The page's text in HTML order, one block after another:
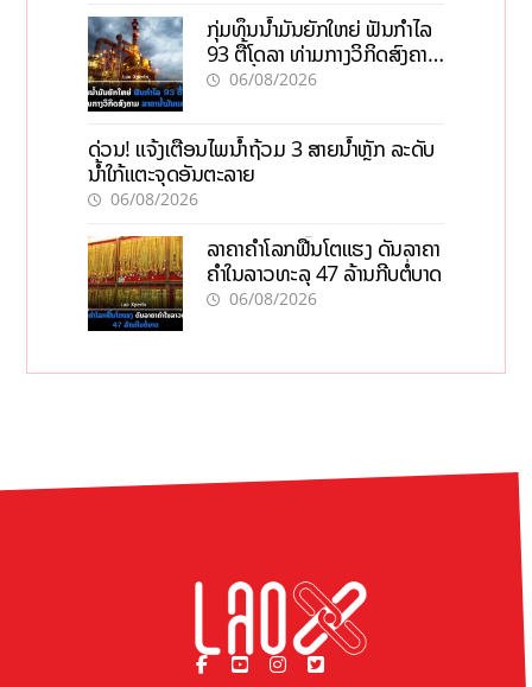
ກຸ່ມທຶນນ້ຳມັນຍັກໃຫຍ່ ຟັນກຳໄລ
93 ຕື້ໂດລາ ທ່າມກາງວິກິດສົງຄາມ
ລາຄານໍ້າມັນແພງ
06/08/2026
ດ່ວນ! ແຈ້ງເຕືອນໄພນໍ້າຖ້ວມ 3 ສາຍນໍ້າຫຼັກ ລະດັບ
ນໍ້າໃກ້ແຕະຈຸດອັນຕະລາຍ
06/08/2026
ລາຄາຄຳໂລກຟື້ນໂຕແຮງ ດັນລາຄາ
ຄຳໃນລາວທະລຸ 47 ລ້ານກີບຕໍ່ບາດ
06/08/2026